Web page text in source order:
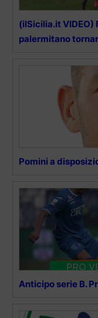
(ilSicilia.it VIDEO)
palermitano
Pomini a
Anticipo serie B.